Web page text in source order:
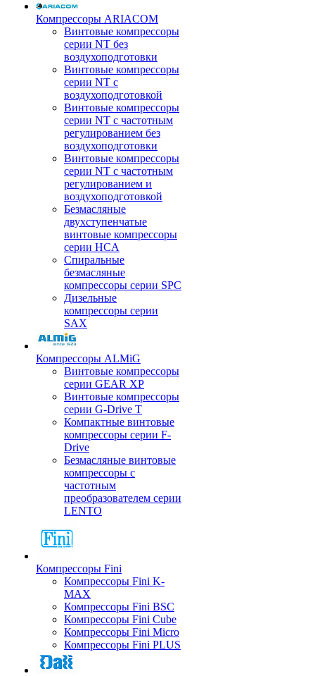
Компрессоры ARIACOM
Винтовые компрессоры
серии NT без
воздухоподготовки
Винтовые компрессоры
серии NT c
воздухоподготовкой
Винтовые компрессоры
серии NT с частотным
регулированием без
воздухоподготовки
Винтовые компрессоры
серии NT с частотным
регулированием и
воздухоподготовкой
Безмасляные
двухступенчатые
винтовые компрессоры
серии HCA
Спиральные
безмасляные
компрессоры серии SPC
Дизельные
компрессоры серии
SAX
Компрессоры ALMiG
Винтовые компрессоры
серии GEAR XP
Винтовые компрессоры
серии G-Drive T
Компактные винтовые
компрессоры серии F-
Drive
Безмасляные винтовые
компрессоры с
частотным
преобразователем серии
LENTO
Компрессоры Fini
Компрессоры Fini K-
MAX
Компрессоры Fini BSC
Компрессоры Fini Cube
Компрессоры Fini Micro
Компрессоры Fini PLUS